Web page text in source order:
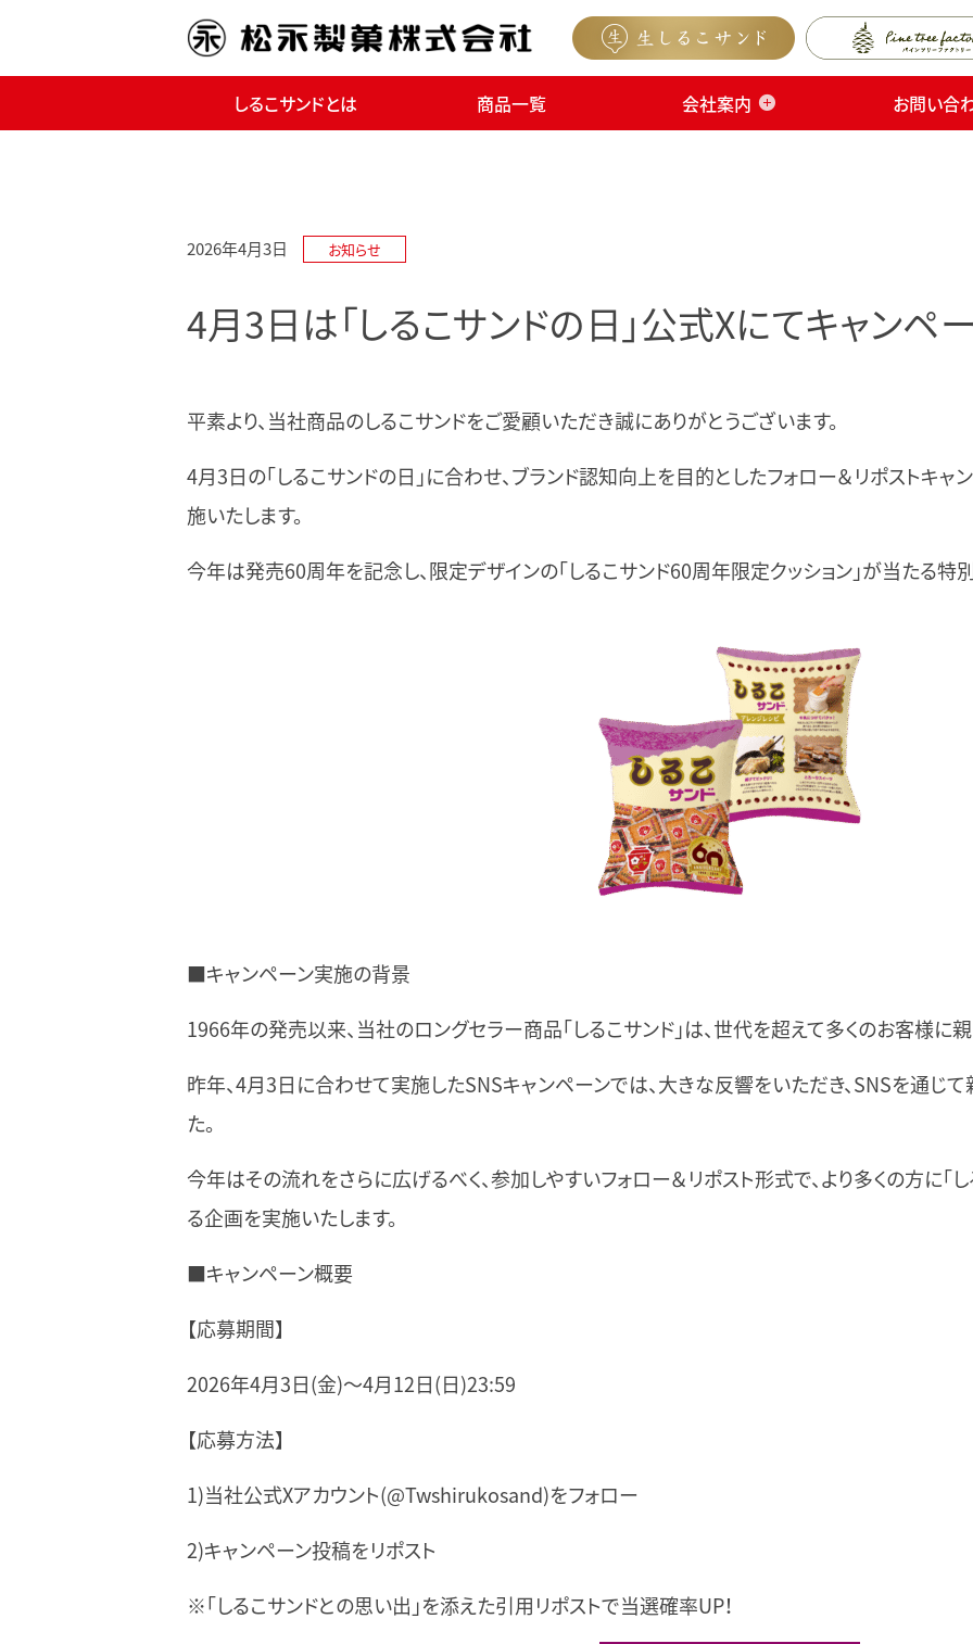
しるこサンドとは 商品一覧 会社案内 お問い合
2026年4月3日 お知らせ
4月3日は「しるこサンドの日」公式Xにてキャンペ
平素より、当社商品のしるこサンドをご愛顧いただき誠にありがとうございます。
4月3日の「しるこサンドの日」に合わせ、ブランド認知向上を目的としたフォロー＆リポストキ
施いたします。
今年は発売60周年を記念し、限定デザインの「しるこサンド60周年限定クッション」が当たる特
■キャンペーン実施の背景
1966年の発売以来、当社のロングセラー商品「しるこサンド」は、世代を超えて多くのお客様に親
昨年、4月3日に合わせて実施したSNSキャンペーンでは、大きな反響をいただき、SNSを通じ
た。
今年はその流れをさらに広げるべく、参加しやすいフォロー＆リポスト形式で、より多くの方に「
る企画を実施いたします。
■キャンペーン概要
【応募期間】
2026年4月3日(金)～4月12日(日)23:59
【応募方法】
1)当社公式Xアカウント(@Twshirukosand)をフォロー
2)キャンペーン投稿をリポスト
※「しるこサンドとの思い出」を添えた引用リポストで当選確率UP！